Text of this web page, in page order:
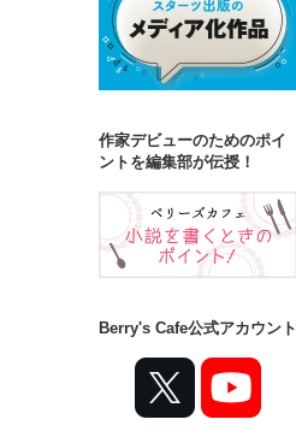
作家デビューのためのポイ
ントを編集部が伝授！
Berry's Cafe公式アカウント